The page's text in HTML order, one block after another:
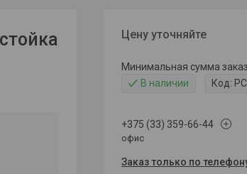
Цену уточняйте
Минимальная сумма
В наличии
Код:
+375 (33) 359-66-44
офис
Заказ только по